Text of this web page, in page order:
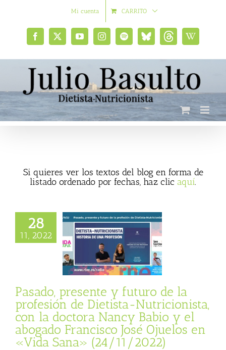
Mi cuenta CARRITO
Facebook
X YouTubeInstagramSpotifyBluesky
social
ThreadsWikipedia
Si quieres ver los textos del blog en forma de
listado ordenado por fechas, haz clic aquí.
28
11, 2022
profesión de
con
Nancy Babio y el
Vida
Sana
Pasado, presente y futuro de la
profesión de Dietista-Nutricionista,
con la doctora Nancy Babio y el
abogado Francisco José Ojuelos en
«Vida Sana» (24/11/2022)